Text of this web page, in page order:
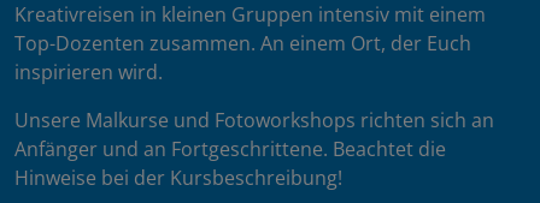
Kreativreisen in kleinen Gruppen intensiv mit einem
Top-Dozenten zusammen. An einem Ort, der Euch
inspirieren wird.
Unsere Malkurse und Fotoworkshops richten sich an
Anfänger und an Fortgeschrittene. Beachtet die
Hinweise bei der Kursbeschreibung!